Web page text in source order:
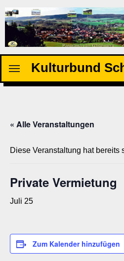
Inhalten
springen
Kulturbund
« Alle Veranstaltungen
Diese Veranstaltung hat bereits
Private Vermietung
Juli 25
Zum Kalender hinzufügen